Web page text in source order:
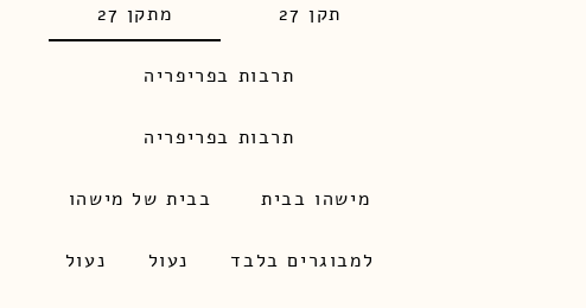
מתקן 27 תקן 27
תרבות בפריפריה
תרבות בפריפריה
בבית של מישהו מישהו בבית
נעול נעול למבוגרים בלבד